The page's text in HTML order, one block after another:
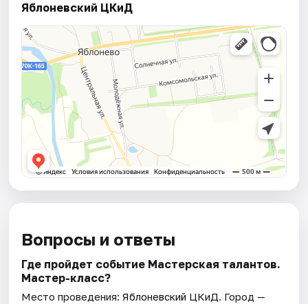
Яблоневский ЦКиД
Вопросы и ответы
Где пройдет событие Мастерская талантов.
Мастер-класс?
Место проведения:Яблоневский ЦКиД. Город —